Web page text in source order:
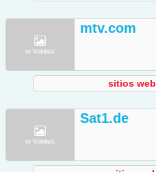
mtv.com
sitios
Sat1.de